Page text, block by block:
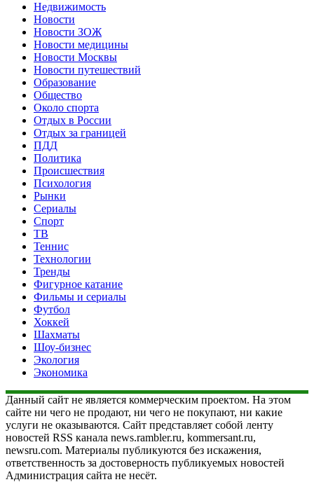
Недвижимость
Новости
Новости ЗОЖ
Новости медицины
Новости Москвы
Новости путешествий
Образование
Общество
Около спорта
Отдых в России
Отдых за границей
ПДД
Политика
Происшествия
Психология
Рынки
Сериалы
Спорт
ТВ
Теннис
Технологии
Тренды
Фигурное катание
Фильмы и сериалы
Футбол
Хоккей
Шахматы
Шоу-бизнес
Экология
Экономика
Данный сайт не является коммерческим проектом. На этом
сайте ни чего не продают, ни чего не покупают, ни какие
услуги не оказываются. Сайт представляет собой ленту
новостей RSS канала news.rambler.ru, kommersant.ru,
newsru.com. Материалы публикуются без искажения,
ответственность за достоверность публикуемых новостей
Администрация сайта не несёт.